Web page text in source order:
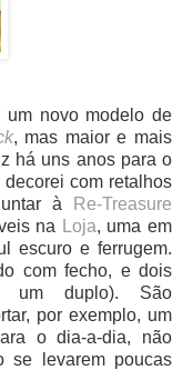
um novo modelo de
, mas maior e mais
há uns anos para o
com retalhos
à
Re-Treasure
na Loja, uma em
escuro e ferrugem.
com fecho, e dois
um duplo). São
por exemplo, um
o dia-a-dia, não
se levarem poucas